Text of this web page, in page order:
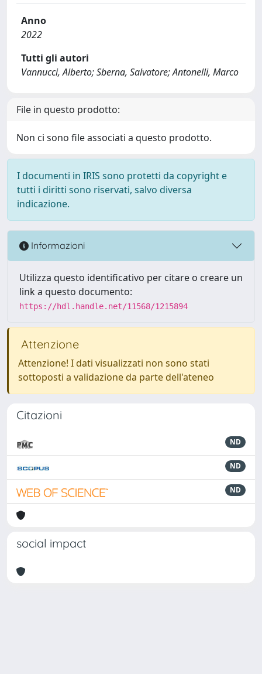
Anno
2022
Tutti gli autori
Vannucci, Alberto; Sberna, Salvatore; Antonelli, Marco
File in questo prodotto:
Non ci sono file associati a questo prodotto.
I documenti in IRIS sono protetti da copyright e
tutti i diritti sono riservati, salvo diversa
indicazione.
Informazioni
Utilizza questo identificativo per citare o creare un
link a questo documento:
https://hdl.handle.net/11568/1215894
Attenzione
Attenzione! I dati visualizzati non sono stati
sottoposti a validazione da parte dell'ateneo
Citazioni
ND
ND
ND
social impact